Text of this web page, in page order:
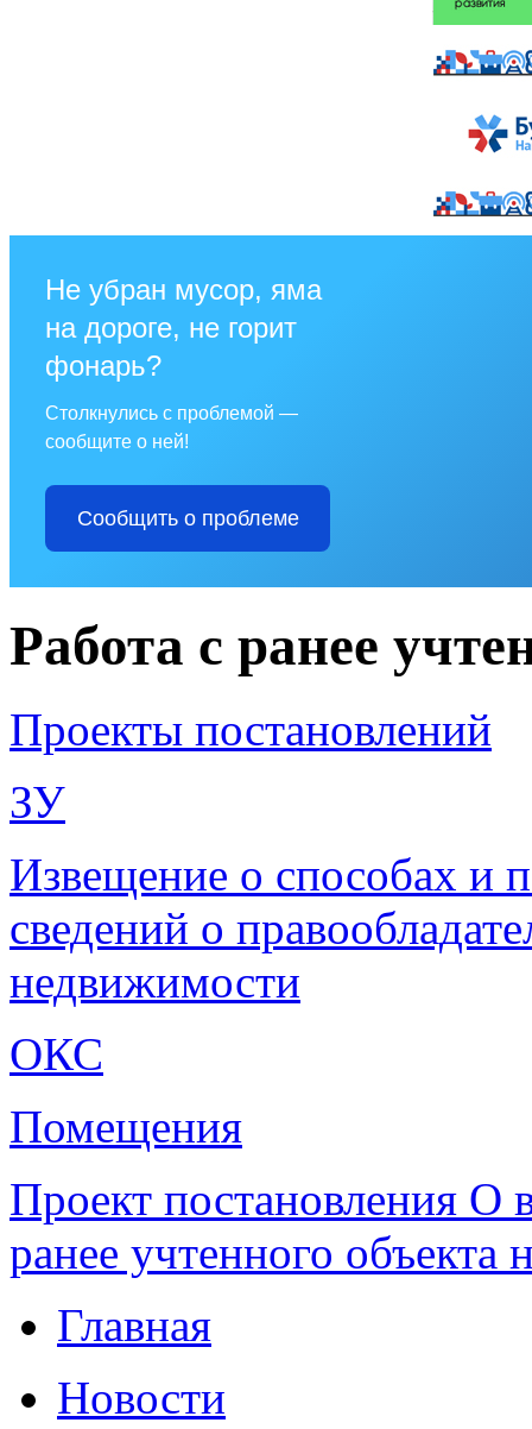
Не убран мусор, яма
на дороге, не горит
фонарь?
Столкнулись с проблемой —
сообщите о ней!
Сообщить о проблеме
Работа с ранее
Проекты постановлений
ЗУ
Извещение о способах и
сведений о
недвижимости
ОКС
Помещения
Проект постановления О
ранее учтенного объекта
Главная
Новости